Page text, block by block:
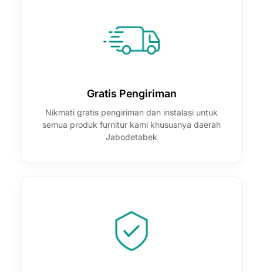
Gratis Pengiriman
Nikmati gratis pengiriman dan instalasi untuk
semua produk furnitur kami khususnya daerah
Jabodetabek